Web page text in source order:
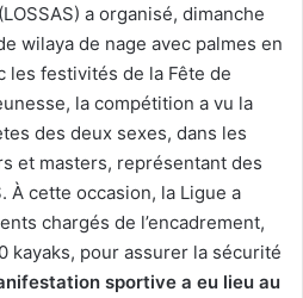
a organisé, dimanche
wilaya de nage avec palmes en
les festivités de la Fête de
la compétition a vu la
des deux sexes, dans les
et masters, représentant des
À cette occasion, la Ligue a
chargés de l’encadrement,
kayaks, pour assurer la sécurité
sportive a eu lieu au